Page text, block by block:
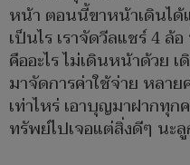
หน้า ตอนนี้ขาหน้าเดินได้
เป็นไร เราจัดวีลแชร์ 4 ล้
คืออะไร ไม่เดินหน้าด้วย
มาจัดการค่าใช้จ่าย หลาย
เท่าไหร่ เอาบุญมาฝากทุ
ทรัพย์ไปเจอแต่สิ่งดีๆ นะ